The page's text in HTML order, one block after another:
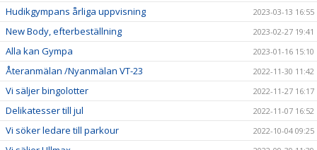
Hudikgympans årliga uppvisning 2023-03-13 16:55
New Body, efterbeställning 2023-02-27 19:41
Alla kan Gympa 2023-01-16 15:10
Återanmälan /Nyanmälan VT-23 2022-11-30 11:42
Vi säljer bingolotter 2022-11-27 16:17
Delikatesser till jul 2022-11-07 16:52
Vi söker ledare till parkour 2022-10-04 09:25